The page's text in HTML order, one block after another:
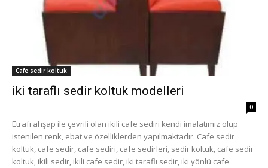
Cafe sedir koltuk
iki taraflı sedir koltuk modelleri
0
Etrafı ahşap ile çevrili olan ikili cafe sediri kendi imalatımız olup
istenilen renk, ebat ve özelliklerden yapılmaktadır. Cafe sedir
koltuk, cafe sedir, cafe sediri, cafe sedirleri, sedir koltuk, cafe sedir
koltuk, ikili sedir, ikili cafe sedir, iki taraflı sedir, iki yönlü cafe